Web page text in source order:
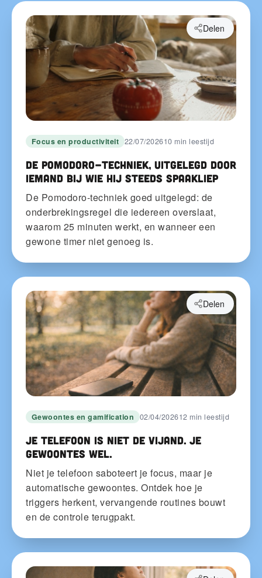
Focus en productiviteit 22/07/202610 min leestijd
De Pomodoro-techniek, uitgelegd door
iemand bij wie hij steeds spaakliep
De Pomodoro-techniek goed uitgelegd: de
onderbrekingsregel die iedereen overslaat,
waarom 25 minuten werkt, en wanneer een
gewone timer niet genoeg is.
Delen
Gewoontes en gamification 02/04/202612 min leestijd
Je telefoon is niet de vijand. Je
gewoontes wel.
Niet je telefoon saboteert je focus, maar je
automatische gewoontes. Ontdek hoe je
triggers herkent, vervangende routines bouwt
en de controle terugpakt.
Delen